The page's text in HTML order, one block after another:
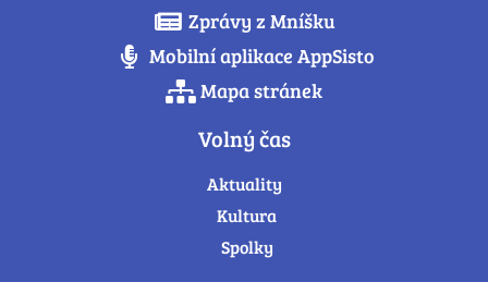
Zprávy z Mníšku
Mobilní aplikace AppSisto
Mapa stránek
Volný čas
Aktuality
Kultura
Spolky